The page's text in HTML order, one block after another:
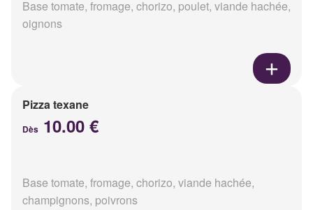
Base tomate, fromage, chorizo, poulet, viande hachée,
oignons
Pizza texane
Dès 10.00 €
Base tomate, fromage, chorizo, viande hachée,
champignons, poivrons